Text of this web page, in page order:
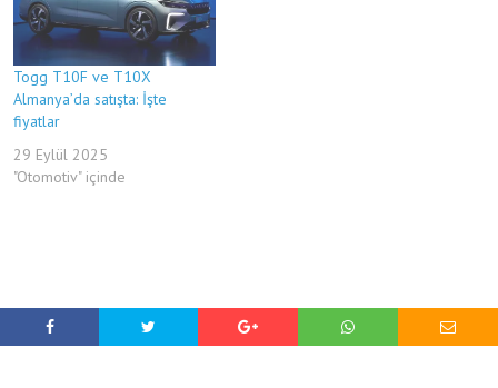
Togg T10F ve T10X
Almanya’da satışta: İşte
fiyatlar
29 Eylül 2025
"Otomotiv" içinde